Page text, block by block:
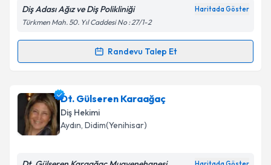
Kişisel verilerimin işlenmesine ilişkin
Aydınlatma
Metni 'ni okudum ve kişisel verilerimin belirtilen
kapsamda işlenmesini kabul ediyorum.
Diş Adası Ağız ve Diş Polikliniği Haritada Göster
Türkmen Mah. 50. Yıl Caddesi No : 27/1-2
Randevu Talep Et
Randevu Takvimi Talebi
Dt. Zeynep Çiçekiçin randevu takvimi talebi
oluşturun. Size bu uzmandan randevu almanız için bir
takvim hazırlandığında e-posta ile bilgilendireceğiz.
Dt. Gülseren Karaağaç
Diş Hekimi
Aydın, Didim(Yenihisar)